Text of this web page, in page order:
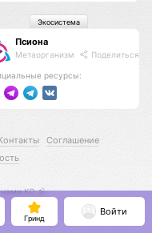
Псиона
Метаорганизм Поделиться
ресурсы:
Экосистема
Соглашение
КО 🕉️
Гринд
Войти